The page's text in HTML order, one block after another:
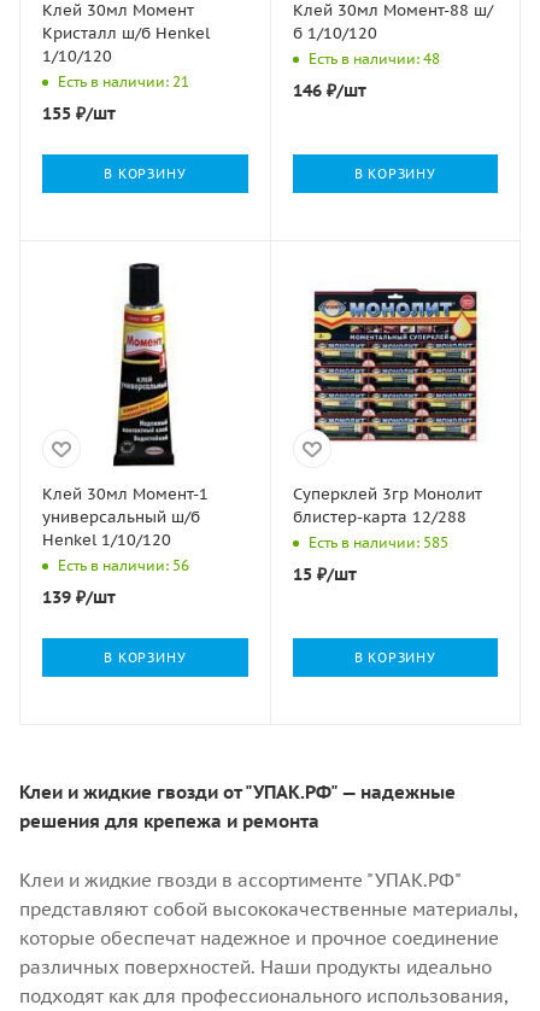
Клей 30мл Момент
Кристалл ш/б Henkel
1/10/120
Есть в наличии: 21
155 ₽/шт
В КОРЗИНУ
Клей 30мл Момент-88 ш/
б 1/10/120
Есть в наличии: 48
146₽/шт
В КОРЗИНУ
Клей 30мл Момент-1
универсальный ш/б
Henkel 1/10/120
Есть в наличии: 56
139 ₽/шт
В КОРЗИНУ
Суперклей 3гр Монолит
блистер-карта 12/288
Есть в наличии: 585
15₽/шт
В КОРЗИНУ
Клеи и жидкие гвозди от "УПАК.РФ" — надежные
решения для крепежа и ремонта
Клеи и жидкие гвозди в ассортименте "УПАК.РФ"
представляют собой высококачественные материалы,
которые обеспечат надежное и прочное соединение
различных поверхностей. Наши продукты идеально
подходят как для профессионального использования,